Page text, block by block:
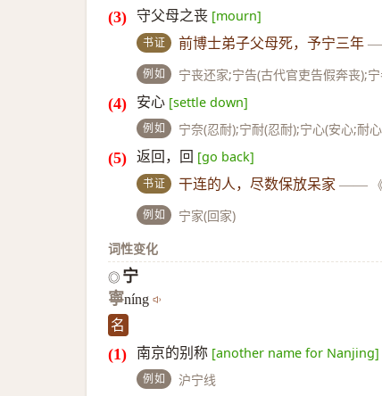
守父母之丧 [mourn]
书证 前博士弟子父母死，予宁三年
例如 宁丧还家;宁告(古代官吏告假奔丧);
安心 [settle down]
例如 宁奈(忍耐);宁耐(忍耐);宁心(安心;耐
返回，回 [go back]
书证 干连的人，尽数保放呆家 ——
例如
宁家(回家)
词性变化
◎ 宁
寧níng
名
南京的别称 [another name for Nanjing]
例如 沪宁线